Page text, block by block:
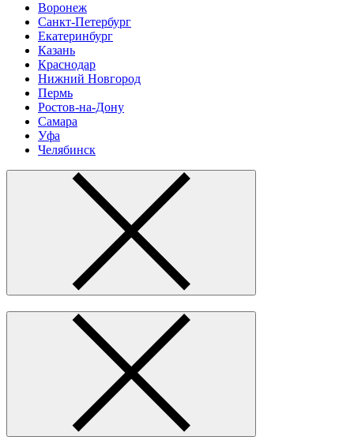
Воронеж
Санкт-Петербург
Екатеринбург
Казань
Краснодар
Нижний Новгород
Пермь
Ростов-на-Дону
Самара
Уфа
Челябинск